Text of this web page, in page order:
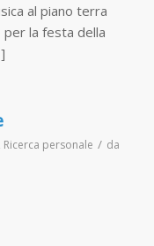
al piano terra
per la festa della
Ricerca personale / da